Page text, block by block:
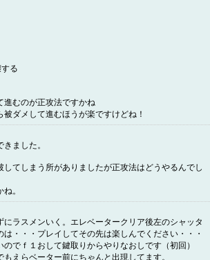
る
進むのが正攻法ですかね
ダメして進むほうが楽ですけどね！
ました。
てしまう所がありましたが正攻法はどうやるんでし
。
ラスメンいく。エレベータークリア後左のシャッタ
・・・プレイしてその先は楽しんでください・・・
でｆ１おして鍵取りからやりなおしです（初回）
えらベーター前にちゃんと出現してます。